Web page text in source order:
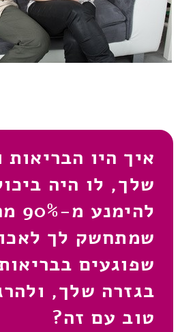
איך היו הבריאות
שלך, לו היה
שמתחשק לך
שפוגעים
בגזרה שלך,
טוב עם זה?